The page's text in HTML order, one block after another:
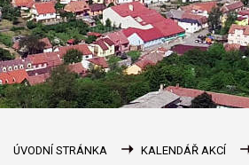
ÚVODNÍ STRÁNKA KALENDÁŘ AKCÍ